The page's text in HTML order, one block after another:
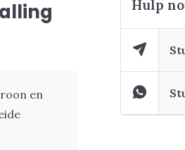
en
Hulp